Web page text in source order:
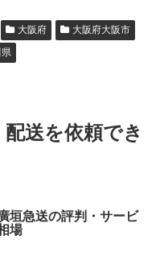
大阪府
大阪府大阪市
送を依頼でき
垣急送の評判・サービ
場